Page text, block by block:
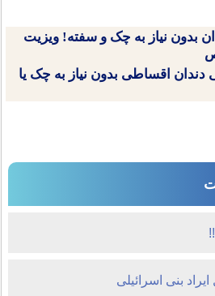
بدون نیاز به چک و سفته! ویزیت
دندان اقساطی بدون نیاز به چک یا
بنی اسرائیلی